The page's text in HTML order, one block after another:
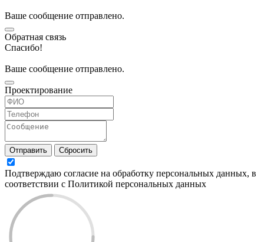
Ваше сообщение отправлено.
Обратная связь
Спасибо!
Ваше сообщение отправлено.
Проектирование
Отправить Сбросить
Подтверждаю согласие на обработку персональных данных, в
соответствии с Политикой персональных данных